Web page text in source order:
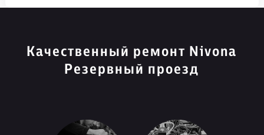
Качественный ремонт Nivona
Резервный проезд